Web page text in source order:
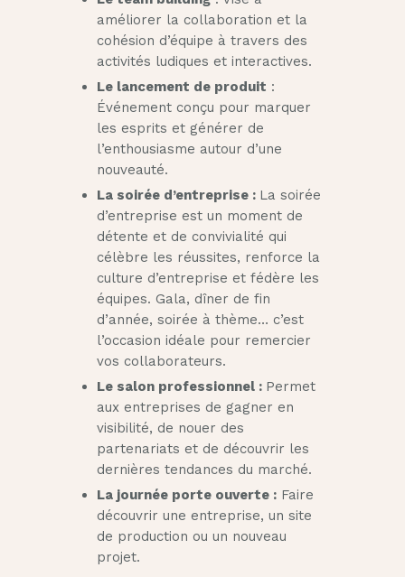
améliorer la collaboration et la
cohésion d’équipe à travers des
activités ludiques et interactives.
Le lancement de produit :
Événement conçu pour marquer
les esprits et générer de
l’enthousiasme autour d’une
nouveauté.
La soirée d’entreprise : La soirée
d’entreprise est un moment de
détente et de convivialité qui
célèbre les réussites, renforce la
culture d’entreprise et fédère les
équipes. Gala, dîner de fin
d’année, soirée à thème… c’est
l’occasion idéale pour remercier
vos collaborateurs.
Le salon professionnel : Permet
aux entreprises de gagner en
visibilité, de nouer des
partenariats et de découvrir les
dernières tendances du marché.
La journée porte ouverte :Faire
découvrir une entreprise, un site
de production ou un nouveau
projet.